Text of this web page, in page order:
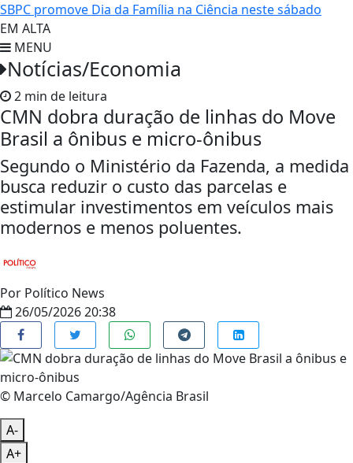
SBPC promove Dia da Família na Ciência neste sábado
EM ALTA
MENU
Notícias/Economia
2 min de leitura
CMN dobra duração de linhas do Move
Brasil a ônibus e micro-ônibus
Segundo o Ministério da Fazenda, a medida
busca reduzir o custo das parcelas e
estimular investimentos em veículos mais
modernos e menos poluentes.
Por Político News
26/05/2026 20:38
© Marcelo Camargo/Agência Brasil
A-
A+